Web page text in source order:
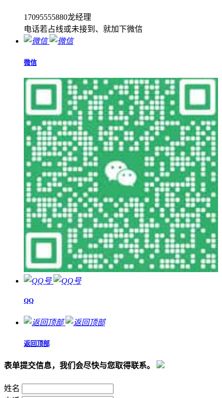
17095555880龙经理
电话若占线或未接到、就加下微信
微信
QQ
返回顶部
表单提交信息，我们会尽快与您取得联系。
姓名